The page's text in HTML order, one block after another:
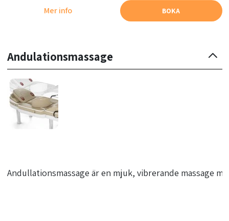
BOKA
Mer info
Andulationsmassage
Andullationsmassage är en mjuk, vibrerande massage